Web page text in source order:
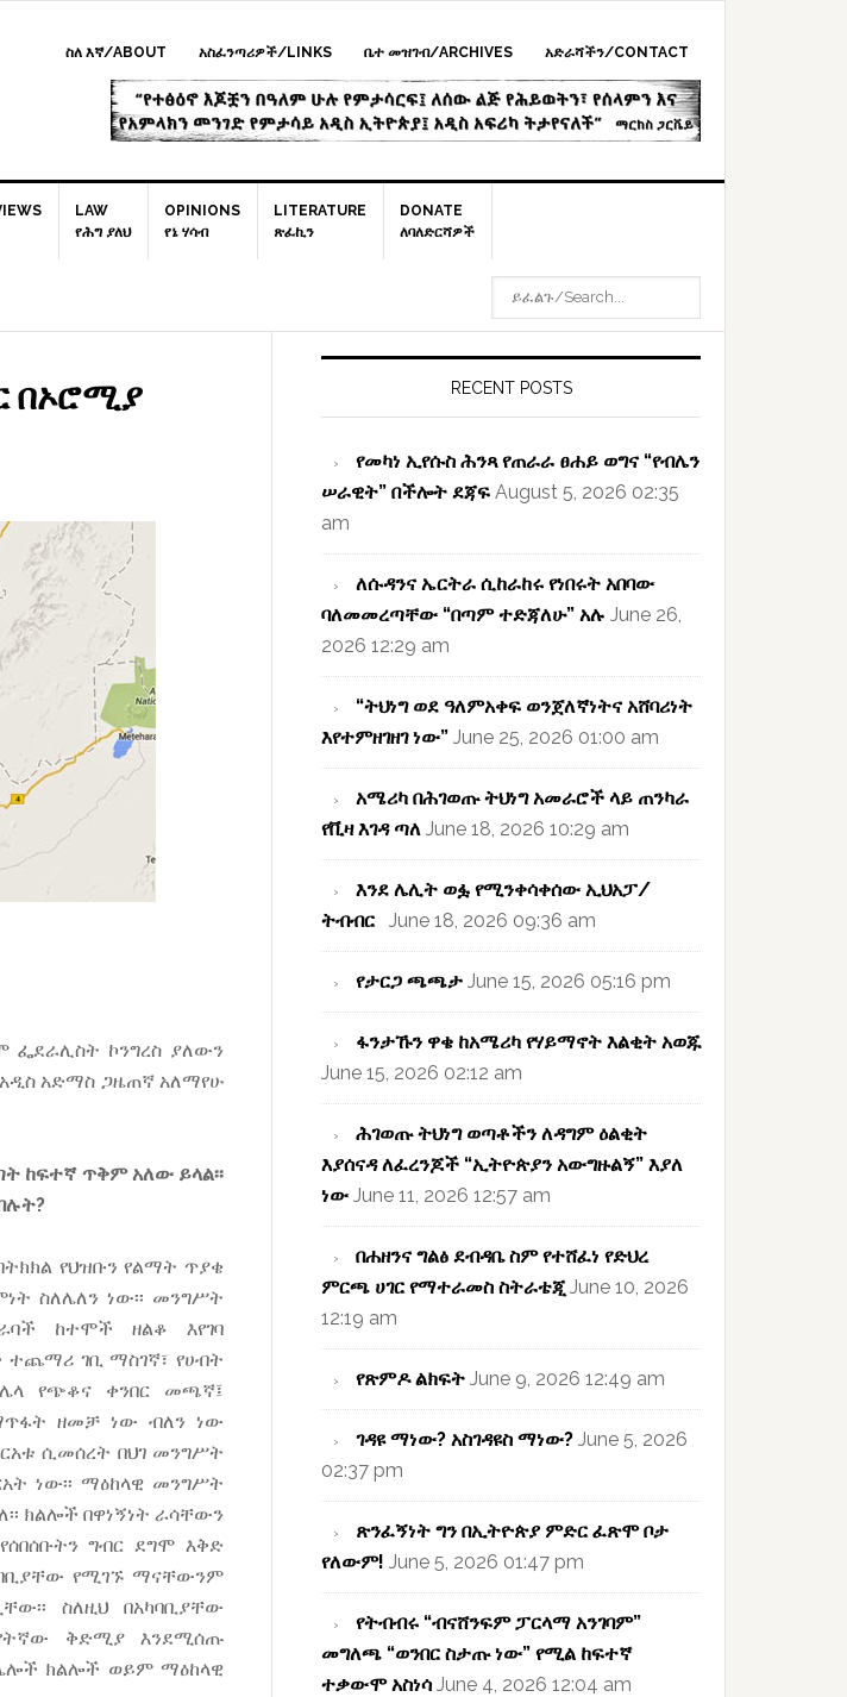
ስለ እኛ/ABOUT አስፈንጣሪዎች/LINKS ቤተ መዝገብ/ARCHIVES አድራሻችን/CONTACT
LAW
የሕግ ያለህ
OPINIONS
የኔ ሃሳብ
LITERATURE
ጽፈኪን
DONATE
ለባለድርሻዎች
በኦሮሚያ
ፌደራሊስት ኮንግረስ ያለውን
አድማስ ጋዜጠኛ አለማየሁ
ከፍተኛ ጥቅም አለው ይላል፡፡
የህዝቡን የልማት ጥያቄ
ስለሌለን ነው፡፡ መንግሥት
ከተሞች ዘልቆ እየገባ
ተጨማሪ ገቢ ማስገኛ፣ የሀብት
የጭቆና ቀንበር መጫኛ፤
ዘመቻ ነው ብለን ነው
ሲመሰረት በህገ መንግሥት
ነው፡፡ ማዕከላዊ መንግሥት
ክልሎች በዋነኝነት ራሳቸውን
ግብር ደግሞ እቅድ
የሚገኙ ማናቸውንም
ስለዚህ በአካባቢያቸው
ቅድሚያ እንደሚሰጡ
ክልሎች ወይም ማዕከላዊ
RECENT POSTS
የመካነ ኢየሱስ ሕንጻ የጠራራ ፀሐይ ወግና “የብሌን
ሠራዊት” በችሎት ደጃፍ August 5, 2026 02:35
am
ለሱዳንና ኤርትራ ሲከራከሩ የነበሩት አበባው
ባለመመረጣቸው “በጣም ተድጃለሁ” አሉ June 26,
2026 12:29 am
“ትህነግ ወደ ዓለምአቀፍ ወንጀለኛነትና አሸባሪነት
እየተምዘገዘገ ነው” June 25, 2026 01:00 am
አሜሪካ በሕገወጡ ትህነግ አመራሮች ላይ ጠንካራ
የቪዛ እገዳ ጣለ June 18, 2026 10:29 am
እንደ ሌሊት ወፏ የሚንቀሳቀሰው ኢህአፓ/
ትብብር June 18, 2026 09:36 am
የታርጋ ጫጫታ June 15, 2026 05:16 pm
ፋንታኹን ዋቄ ከአሜሪካ የሃይማኖት እልቂት አወጁ
June 15, 2026 02:12 am
ሕገወጡ ትህነግ ወጣቶችን ለዳግም ዕልቂት
እያሰናዳ ለፈረንጆች “ኢትዮጵያን አውግዙልኝ” እያለ
ነው June 11, 2026 12:57 am
በሐዘንና ግልፅ ደብዳቤ ስም የተሸፈነ የድህረ
ምርጫ ሀገር የማተራመስ ስትራቴጂ June 10, 2026
12:19 am
የጽምዶ ልክፍት June 9, 2026 12:49 am
ገዳዩ ማነው? አስገዳዩስ ማነው? June 5, 2026
02:37 pm
ጽንፈኝነት ግን በኢትዮጵያ ምድር ፈጽሞ ቦታ
የለውም! June 5, 2026 01:47 pm
የትብብሩ “ብናሸንፍም ፓርላማ አንገባም”
መግለጫ “ወንበር ስታጡ ነው” የሚል ከፍተኛ
ተቃውሞ አስነሳ June 4, 2026 12:04 am